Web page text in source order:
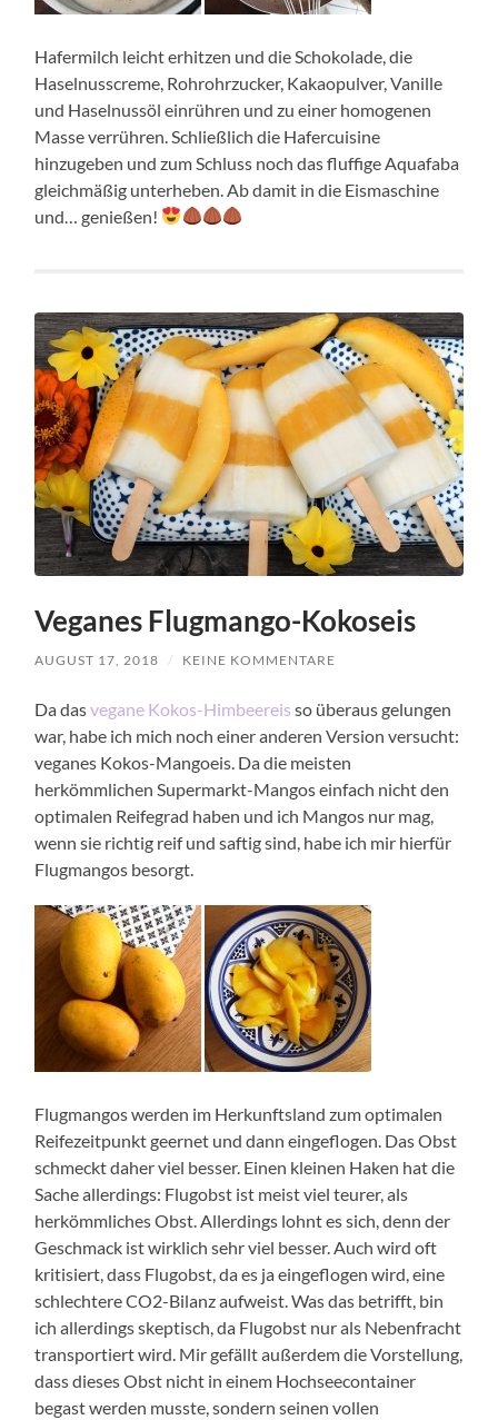
Hafermilch leicht erhitzen und die Schokolade, die
Haselnusscreme, Rohrohrzucker, Kakaopulver, Vanille
und Haselnussöl einrühren und zu einer homogenen
Masse verrühren. Schließlich die Hafercuisine
hinzugeben und zum Schluss noch das fluffige Aquafaba
gleichmäßig unterheben. Ab damit in die Eismaschine
und… genießen!
Veganes Flugmango-Kokoseis
AUGUST 17, 2018 / KEINE KOMMENTARE
Da dasvegane Kokos-Himbeereis so überaus gelungen
war, habe ich mich noch einer anderen Version versucht:
veganes Kokos-Mangoeis. Da die meisten
herkömmlichen Supermarkt-Mangos einfach nicht den
optimalen Reifegrad haben und ich Mangos nur mag,
wenn sie richtig reif und saftig sind, habe ich mir hierfür
Flugmangos besorgt.
Flugmangos werden im Herkunftsland zum optimalen
Reifezeitpunkt geernet und dann eingeflogen. Das Obst
schmeckt daher viel besser. Einen kleinen Haken hat die
Sache allerdings: Flugobst ist meist viel teurer, als
herkömmliches Obst. Allerdings lohnt es sich, denn der
Geschmack ist wirklich sehr viel besser. Auch wird oft
kritisiert, dass Flugobst, da es ja eingeflogen wird, eine
schlechtere CO2-Bilanz aufweist. Was das betrifft, bin
ich allerdings skeptisch, da Flugobst nur als Nebenfracht
transportiert wird. Mir gefällt außerdem die Vorstellung,
dass dieses Obst nicht in einem Hochseecontainer
begast werden musste, sondern seinen vollen